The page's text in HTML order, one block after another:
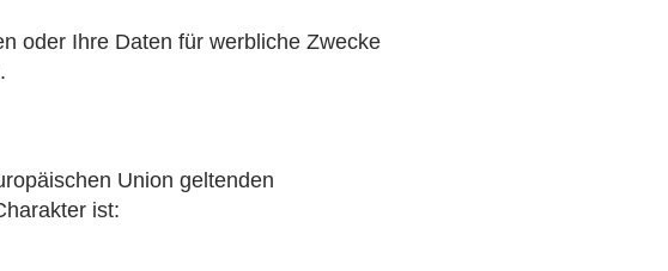
oder Ihre Daten für werbliche Zwecke
Union geltenden
ist: